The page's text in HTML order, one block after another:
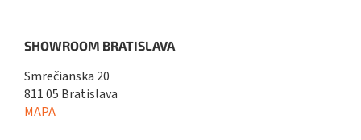
SHOWROOM BRATISLAVA
Smrečianska 20
811 05 Bratislava
MAPA